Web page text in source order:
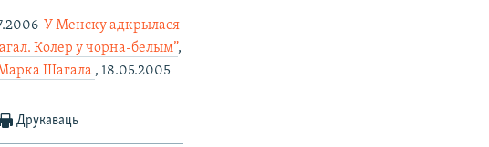
 У Менску адкрылася
Колер у чорна-белым”,
Шагала , 18.05.2005
Друкаваць